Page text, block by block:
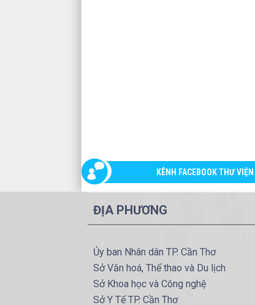
KÊNH FACEBOOK THƯ VIỆN
ĐỊA PHƯƠNG
Ủy ban Nhân dân TP. Cần Thơ
Sở Văn hoá, Thể thao và Du lịch
Sở Khoa học và Công nghệ
Sở Y Tế TP. Cần Thơ